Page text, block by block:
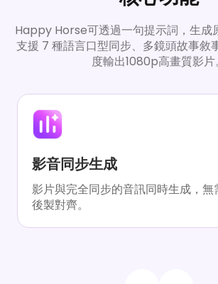
Happy Horse可透過一句提示詞，生成
支援 7 種語言口型同步、多鏡頭故事敘
度輸出1080p高畫質影片。
影音同步生成
影片與完全同步的音訊同時生成，無
後製對齊。